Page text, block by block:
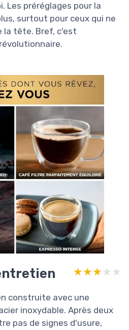
Les préréglages pour la
surtout pour ceux qui ne
la tête. Bref, c'est
★★★★★
★★★★★
construite avec une
inoxydable. Après deux
pas de signes d'usure,